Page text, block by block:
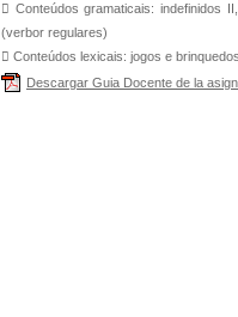
 Conteúdos gramaticais: indefinidos
(verbor regulares)
 Conteúdos lexicais: jogos e
Descargar Guia Docente de la